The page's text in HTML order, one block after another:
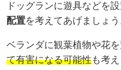
ドッグランに遊具などを
配置を考えてあげましょう
ベランダに観葉植物や花
て有害になる可能性も考